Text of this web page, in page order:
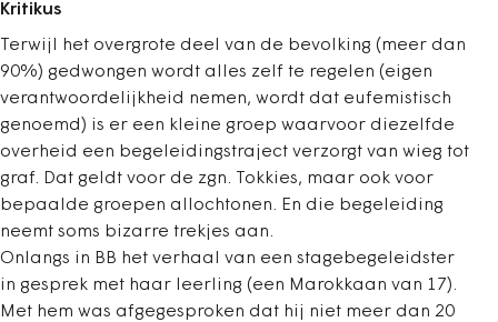
Kritikus
Terwijl het overgrote deel van de bevolking (meer dan
90%) gedwongen wordt alles zelf te regelen (eigen
verantwoordelijkheid nemen, wordt dat eufemistisch
genoemd) is er een kleine groep waarvoor diezelfde
overheid een begeleidingstraject verzorgt van wieg tot
graf. Dat geldt voor de zgn. Tokkies, maar ook voor
bepaalde groepen allochtonen. En die begeleiding
neemt soms bizarre trekjes aan.
Onlangs in BB het verhaal van een stagebegeleidster
in gesprek met haar leerling (een Marokkaan van 17).
Met hem was afgegesproken dat hij niet meer dan 20